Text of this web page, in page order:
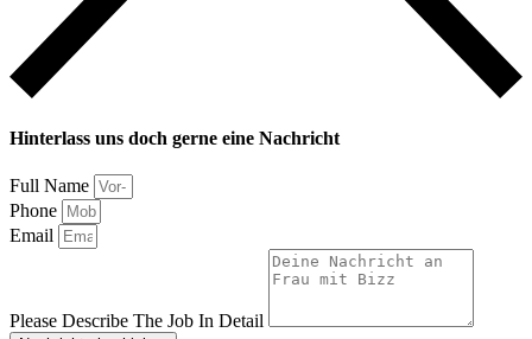
Hinterlass uns doch gerne eine Nachricht
Full Name
Phone
Email
Please Describe The Job In Detail